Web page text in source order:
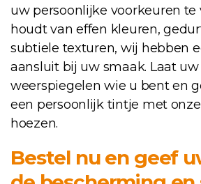
uw persoonlijke voorkeuren te
houdt van effen kleuren,
subtiele texturen, wij hebben
aansluit bij uw smaak. Laat
weerspiegelen wie u bent en
een persoonlijk tintje met
hoezen.
Bestel nu en geef